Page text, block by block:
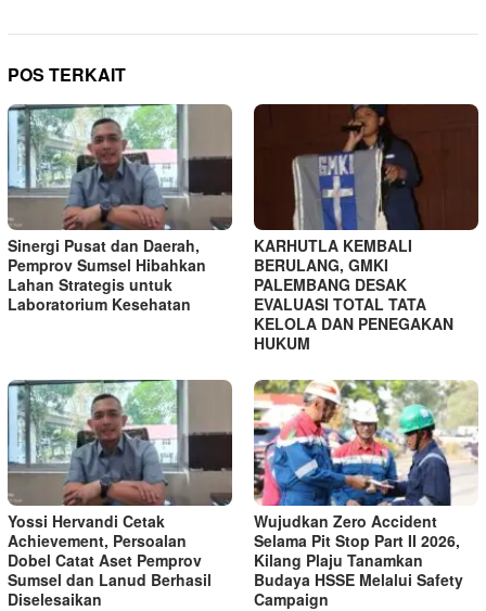
POS TERKAIT
Sinergi Pusat dan Daerah,
Pemprov Sumsel Hibahkan
Lahan Strategis untuk
Laboratorium Kesehatan
KARHUTLA KEMBALI
BERULANG, GMKI
PALEMBANG DESAK
EVALUASI TOTAL TATA
KELOLA DAN PENEGAKAN
HUKUM
Yossi Hervandi Cetak
Achievement, Persoalan
Dobel Catat Aset Pemprov
Sumsel dan Lanud Berhasil
Diselesaikan
Wujudkan Zero Accident
Selama Pit Stop Part II 2026,
Kilang Plaju Tanamkan
Budaya HSSE Melalui Safety
Campaign